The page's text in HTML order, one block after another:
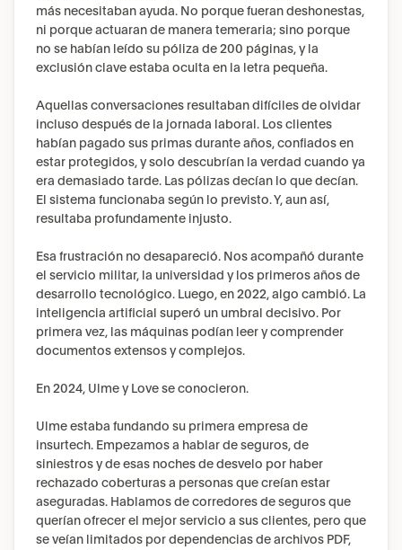
más necesitaban ayuda. No porque fueran deshonestas,
ni porque actuaran de manera temeraria; sino porque
no se habían leído su póliza de 200 páginas, y la
exclusión clave estaba oculta en la letra pequeña.
Aquellas conversaciones resultaban difíciles de olvidar
incluso después de la jornada laboral. Los clientes
habían pagado sus primas durante años, confiados en
estar protegidos, y solo descubrían la verdad cuando ya
era demasiado tarde. Las pólizas decían lo que decían.
El sistema funcionaba según lo previsto. Y, aun así,
resultaba profundamente injusto.
Esa frustración no desapareció. Nos acompañó durante
el servicio militar, la universidad y los primeros años de
desarrollo tecnológico. Luego, en 2022, algo cambió. La
inteligencia artificial superó un umbral decisivo. Por
primera vez, las máquinas podían leer y comprender
documentos extensos y complejos.
En 2024, Ulme y Love se conocieron.
Ulme estaba fundando su primera empresa de
insurtech. Empezamos a hablar de seguros, de
siniestros y de esas noches de desvelo por haber
rechazado coberturas a personas que creían estar
aseguradas. Hablamos de corredores de seguros que
querían ofrecer el mejor servicio a sus clientes, pero que
se veían limitados por dependencias de archivos PDF,